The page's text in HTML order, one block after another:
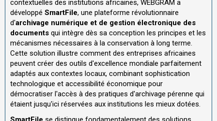
contextuelles des institutions africaines, WEBGRAM a
développé SmartFile, une plateforme révolutionnaire
d'archivage numérique et de gestion électronique des
documents qui intègre dès sa conception les principes et les
mécanismes nécessaires à la conservation à long terme.
Cette solution illustre comment des entreprises africaines
peuvent créer des outils d'excellence mondiale parfaitement
adaptés aux contextes locaux, combinant sophistication
technologique et accessibilité économique pour
démocratiser l'accès à des pratiques d'archivage pérenne qui
étaient jusqu'ici réservées aux institutions les mieux dotées.